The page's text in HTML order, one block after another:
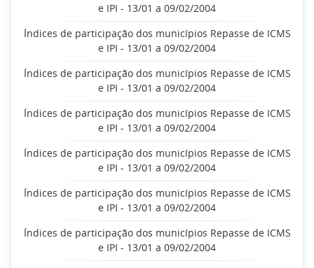
e IPI - 13/01 a 09/02/2004
Índices de participação dos municípios Repasse de ICMS
e IPI - 13/01 a 09/02/2004
Índices de participação dos municípios Repasse de ICMS
e IPI - 13/01 a 09/02/2004
Índices de participação dos municípios Repasse de ICMS
e IPI - 13/01 a 09/02/2004
Índices de participação dos municípios Repasse de ICMS
e IPI - 13/01 a 09/02/2004
Índices de participação dos municípios Repasse de ICMS
e IPI - 13/01 a 09/02/2004
Índices de participação dos municípios Repasse de ICMS
e IPI - 13/01 a 09/02/2004